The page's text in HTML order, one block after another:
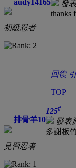
audy14165
初級忍者
發
thanks
回復
TOP
排骨羊10
見習忍者
125#
發表
多謝板